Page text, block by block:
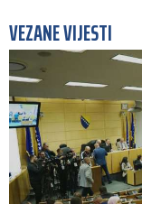
VEZANE VIJESTI